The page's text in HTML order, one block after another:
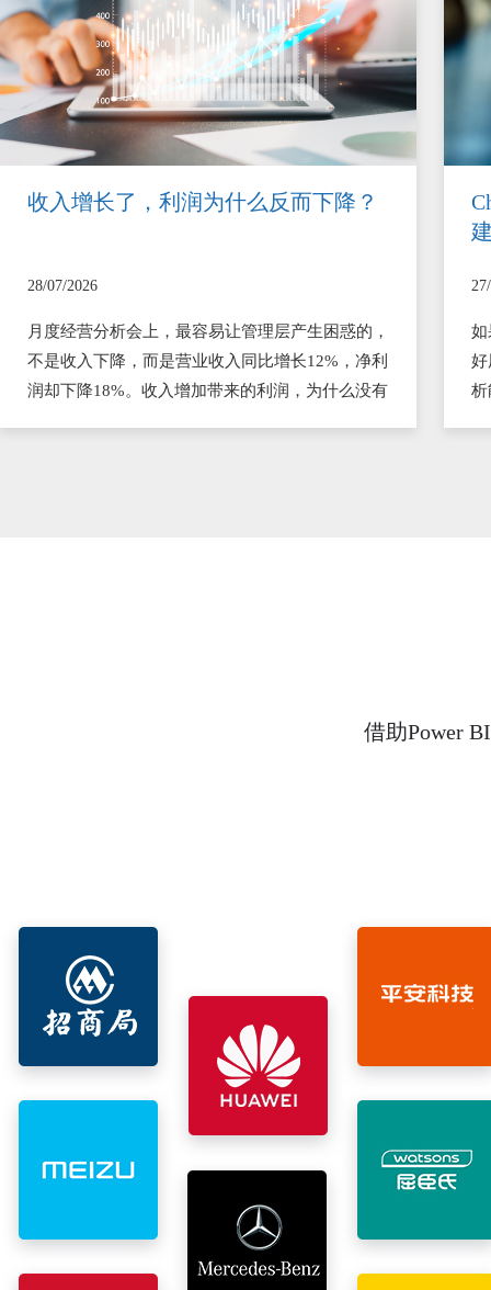
收入增长了，利润为什么反而下降？
28/07/2026
月度经营分析会上，最容易让管理层产生困惑的，
不是收入下降，而是营业收入同比增长12%，净利
润却下降18%。收入增加带来的利润，为什么没有
如
好
析
借助Power